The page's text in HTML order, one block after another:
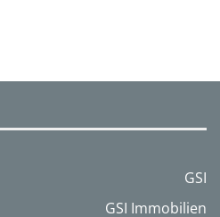
GSI
GSI Immobilien